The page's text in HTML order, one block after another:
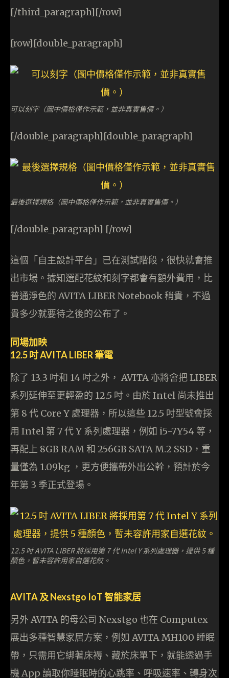
[/third_paragraph][/row]
[row][double_paragraph]
可以刻字（圖中價格僅作示範，並非真實售價。）
[/double_paragraph][double_paragraph]
最後選擇規格（圖中價格僅作示範，並非真實售價。）
[/double_paragraph] [/row]
這個「自主設計平台」已在測試階段，很快就會推
出市場。據知選配花紋和刻字都會有額外費用，比
普通淨色的 AVITA LIBER Notebook 稍貴，不過
貴多少就要待之後的公布了。
同場加映
12.5 吋 AVITA LIBER 筆電
除了 13.3 吋和 14 吋之外， AVITA 亦將會把 LIBER
系列延伸至更輕盈的 12.5 吋。由於 Intel 尚未推出
第 8 代 Core Y 處理器，所以這些 12.5 吋型號會採
用 Intel 第 7 代 Y 系列處理器，例如 i5-7Y54 等，
再配上 8GB RAM 和 256GB SATA M.2 SSD，重
量僅為 1.09kg ，更方便攜帶外出公幹，預計於今
年第 3 季正式登場。
12.5 吋 AVITA LIBER 將採用第 7 代 Intel Y 系列處理器，提供 5 種
顏色，暫未容許用家自選花紋。
AVITA 及 Nexstgo IoT 智能家居
另外 AVITA 的母公司 Nexstgo 也在 Computex
展出多種智慧家居方案，例如 AVITA MH100 睡眠
帶，只需用它綁著床褥、藏於床單下，就能透過手
機 App 讀取你睡眠時的心跳率、呼吸速率、轉身次